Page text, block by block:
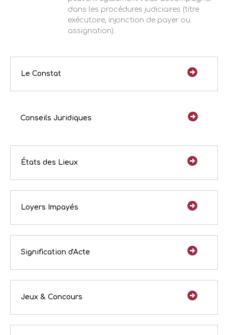
Le Constat
Conseils Juridiques
États des Lieux
Loyers Impayés
Signification d'Acte
Jeux & Concours
dans les procédures judiciaires (titre
exécutoire, injonction de payer ou
assignation).